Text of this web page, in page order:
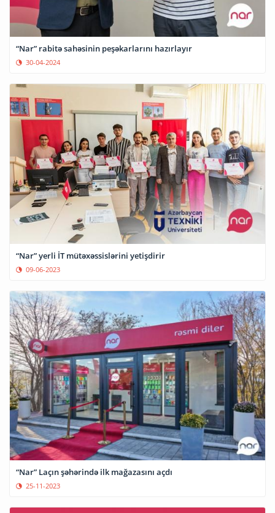
“Nar” rabitə sahəsinin peşəkarlarını hazırlayır
30-04-2024
“Nar” yerli İT mütəxəssislərini yetişdirir
09-06-2023
“Nar” Laçın şəhərində ilk mağazasını açdı
25-11-2023